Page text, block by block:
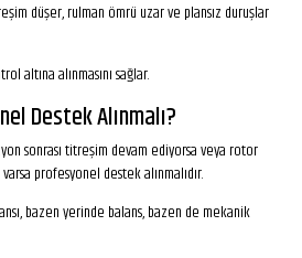
düşer, rulman ömrü uzar ve plansız duruşlar
altına alınmasını sağlar.
Destek Alınmalı?
sonrası titreşim devam ediyorsa veya rotor
profesyonel destek alınmalıdır.
bazen yerinde balans, bazen de mekanik